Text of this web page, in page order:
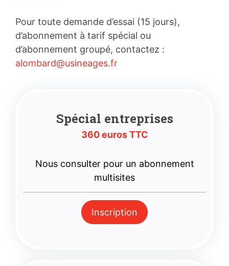
Pour toute demande d’essai (15 jours),
d’abonnement à tarif spécial ou
d’abonnement groupé, contactez :
alombard@usineages.fr
Spécial entreprises
360 euros TTC
Nous consulter pour un abonnement
multisites
Inscription